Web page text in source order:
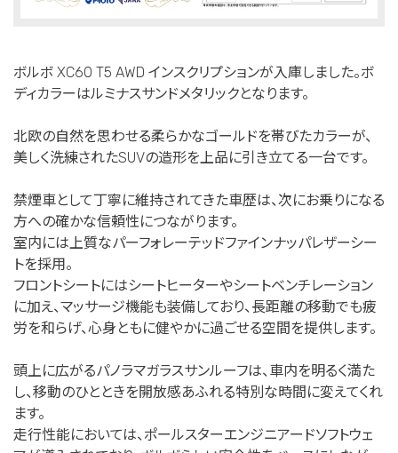
ボルボ XC60 T5 AWD インスクリプションが入庫しました。ボ
ディカラーはルミナスサンドメタリックとなります。
北欧の自然を思わせる柔らかなゴールドを帯びたカラーが、
美しく洗練されたSUVの造形を上品に引き立てる一台です。
禁煙車として丁寧に維持されてきた車歴は、次にお乗りになる
方への確かな信頼性につながります。
室内には上質なパーフォレーテッドファインナッパレザーシー
トを採用。
フロントシートにはシートヒーターやシートベンチレーション
に加え、マッサージ機能も装備しており、長距離の移動でも疲
労を和らげ、心身ともに健やかに過ごせる空間を提供します。
頭上に広がるパノラマガラスサンルーフは、車内を明るく満た
し、移動のひとときを開放感あふれる特別な時間に変えてくれ
ます。
走行性能においては、ポールスターエンジニアードソフトウェ